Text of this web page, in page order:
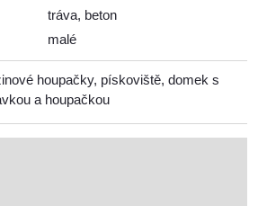
tráva, beton
malé
houpačky, pískoviště, domek s
a houpačkou